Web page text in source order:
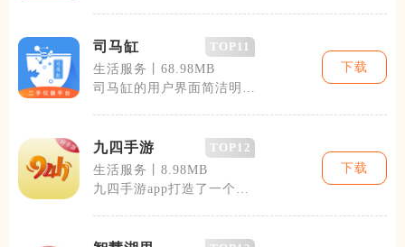
司马缸
TOP11
生活服务丨68.98MB
司马缸的用户界面简洁明
下载
九四手游
TOP12
生活服务丨8.98MB
九四手游app打造了一个便
下载